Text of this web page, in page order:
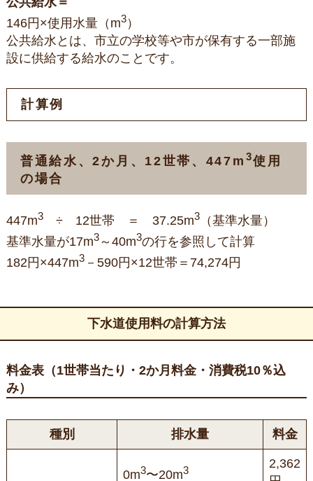
146円×使用水量（m3）
公共給水とは、市立の学校等や市が保有する一部施
設に供給する給水のことです。
計算例
普通給水、2か月、12世帯、447m 3使用
の場合
447m3÷ 12世帯 ＝ 37.25m3（基準水量）
基準水量が17m3～40m3の行を参照して計算
182円×447m3－590円×12世帯＝74,274円
下水道使用料の計算方法
料金表（1世帯当たり・2か月料金・消費税10％込
み）
種別 排水量 料金
0m3〜20m3
2,362